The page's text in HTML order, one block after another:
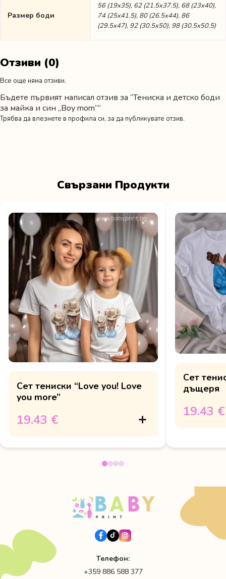
Размер боди
56 (19х35), 62 (21.5х37.5), 68 (23х40),
74 (25х41.5), 80 (26.5х44), 86
(29.5х47), 92 (30.5х50), 98 (30.5х50.5)
Отзиви (0)
Все още няма отзиви.
Бъдете първият написал отзив за “Тениска и детско боди
за майка и син „Boy mom“”
Трябва да влезнете в профила си, за да публикувате отзив.
Свързани Продукти
Сет тениски “Love you! Love
you more”
19.43 €
Сет
дъщеря
19.43 €
Телефон:
+359 886 588 377